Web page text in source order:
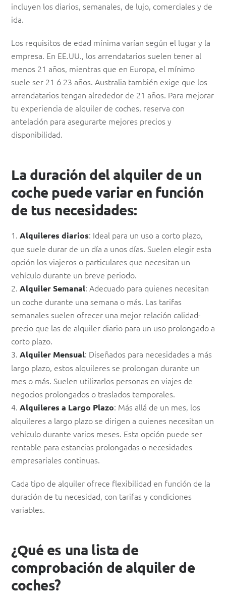
incluyen los diarios, semanales, de lujo, comerciales y de
ida.
Los requisitos de edad mínima varían según el lugar y la
empresa. En EE.UU., los arrendatarios suelen tener al
menos 21 años, mientras que en Europa, el mínimo
suele ser 21 ó 23 años. Australia también exige que los
arrendatarios tengan alrededor de 21 años. Para mejorar
tu experiencia de alquiler de coches, reserva con
antelación para asegurarte mejores precios y
disponibilidad.
La duración del alquiler de un
coche puede variar en función
de tus necesidades:
1. Alquileres diarios: Ideal para un uso a corto plazo,
que suele durar de un día a unos días. Suelen elegir esta
opción los viajeros o particulares que necesitan un
vehículo durante un breve periodo.
2. Alquiler Semanal: Adecuado para quienes necesitan
un coche durante una semana o más. Las tarifas
semanales suelen ofrecer una mejor relación calidad-
precio que las de alquiler diario para un uso prolongado a
corto plazo.
3. Alquiler Mensual: Diseñados para necesidades a más
largo plazo, estos alquileres se prolongan durante un
mes o más. Suelen utilizarlos personas en viajes de
negocios prolongados o traslados temporales.
4. Alquileres a Largo Plazo: Más allá de un mes, los
alquileres a largo plazo se dirigen a quienes necesitan un
vehículo durante varios meses. Esta opción puede ser
rentable para estancias prolongadas o necesidades
empresariales continuas.
Cada tipo de alquiler ofrece flexibilidad en función de la
duración de tu necesidad, con tarifas y condiciones
variables.
¿Qué es una lista de
comprobación de alquiler de
coches?